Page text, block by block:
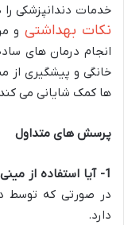
خدمات دندانپزشکی
نکات بهداشتی و
انجام درمان های
خانگی و پیشگیری از
ها کمک شایانی می
پرسش های متداول
1- آیا استفاده از مینی یونیت دندانپزشکی در منزل ایمن است؟
در صورتی که توسط
دارد.